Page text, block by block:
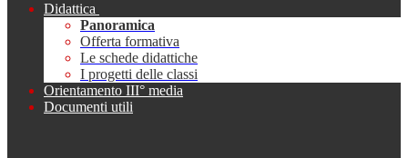
Didattica
Panoramica
Offerta formativa
Le schede didattiche
I progetti delle classi
Orientamento III° media
Documenti utili